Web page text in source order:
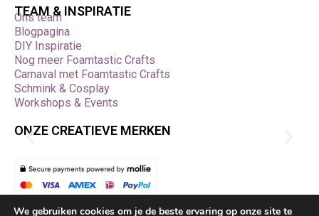
TEAM & INSPIRATIE
Ons team
Blogpagina
DIY Inspiratie
Nog meer Foamtastic Crafts
Carnaval met Foamtastic Crafts
Schmink & Cosplay
Workshops & Events
ONZE CREATIEVE MERKEN
Bestelling herroepen
We gebruiken cookies om je de beste ervaring op onze site te